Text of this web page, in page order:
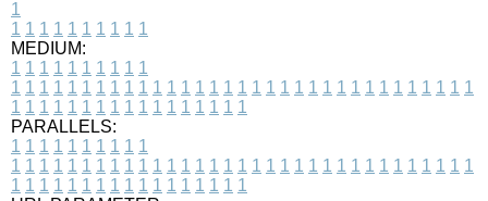
1
1 1 1 1 1 1 1 1 1 1
MEDIUM:
1 1 1 1 1 1 1 1 1 1
1 1 1 1 1 1 1 1 1 1 1 1 1 1 1 1 1 1 1 1 1 1 1 1 1 1 1 1 1 1 1 1 1
1 1 1 1 1 1 1 1 1 1 1 1 1 1 1 1 1
PARALLELS:
1 1 1 1 1 1 1 1 1 1
1 1 1 1 1 1 1 1 1 1 1 1 1 1 1 1 1 1 1 1 1 1 1 1 1 1 1 1 1 1 1 1 1
1 1 1 1 1 1 1 1 1 1 1 1 1 1 1 1 1